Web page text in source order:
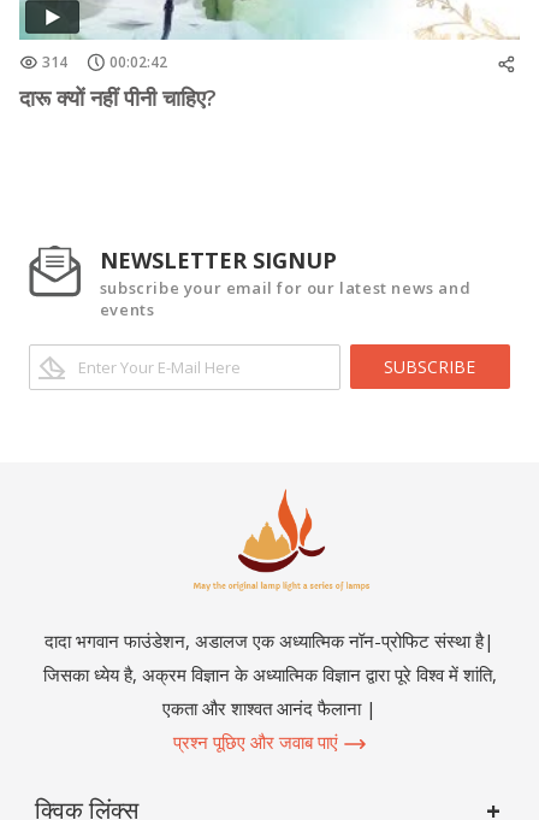
314 00:02:42
दारू क्यों नहीं पीनी चाहिए?
NEWSLETTER SIGNUP
subscribe your email for our latest news and
events
SUBSCRIBE
दादा भगवान फाउंडेशन, अडालज एक अध्यात्मिक नॉन-प्रोफिट संस्था है|
जिसका ध्येय है, अक्रम विज्ञान के अध्यात्मिक विज्ञान द्वारा पूरे विश्व में शांति,
एकता और शाश्वत आनंद फैलाना |
प्रश्न पूछिए और जवाब पाएं
क्विक लिंक्स